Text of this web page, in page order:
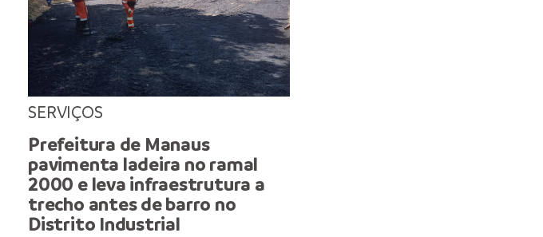
SERVIÇOS
Prefeitura de Manaus
pavimenta ladeira no ramal
2000 e leva infraestrutura a
trecho antes de barro no
Distrito Industrial